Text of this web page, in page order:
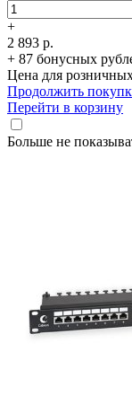
+
2 893 р.
+ 87 бонусных
Цена для
Продолжить
Перейти в корзину
Больше не